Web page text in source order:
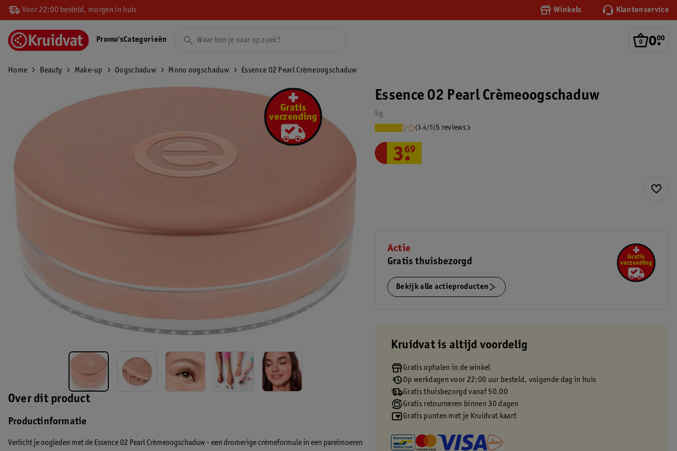
Voor 22:00 besteld, morgen in huis Winkels Klantenservice
0.
00
Promo'sCategorieën
Home Beauty Make-up Oogschaduw Mono oogschaduw Essence 02 Pearl Crèmeoogschaduw
Over dit product
Productinformatie
Verlicht je oogleden met de Essence 02 Pearl Crèmeoogschaduw - een dromerige crèmeformule in een parelmoeren
Essence 02 Pearl Crèmeoogschaduw
5g
(3.4/5)5 reviews
3.
69
Actie
Gratis thuisbezorgd
Bekijk alle actieproducten
Kruidvat is altijd voordelig
Gratis ophalen in de winkel
Op werkdagen voor 22:00 uur besteld, volgende dag in huis
Gratis thuisbezorgd vanaf 50.00
Gratis retourneren binnen 30 dagen
Gratis punten met je Kruidvat kaart